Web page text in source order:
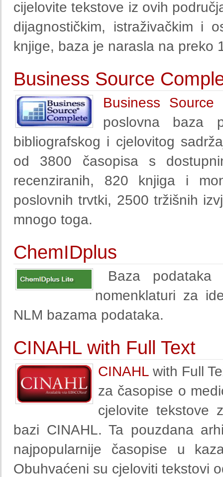
cijelovite tekstove iz ovih
dijagnostičkim, istraživačkim i
knjige, baza je narasla na preko
Business Source
Business Source
poslovna baza
bibliografskog i cjelovitog
od 3800 časopisa s
recenziranih, 820 knjiga i
poslovnih trvtki, 2500 tržišnih
mnogo toga.
ChemIDplus
Baza podataka
nomenklaturi za
NLM bazama podataka.
CINAHL with Full Text
CINAHL with Full
za časopise o
cjelovite tekstove
bazi CINAHL. Ta pouzdana
najpopularnije časopise u
Obuhvaćeni su cjeloviti tekstovi